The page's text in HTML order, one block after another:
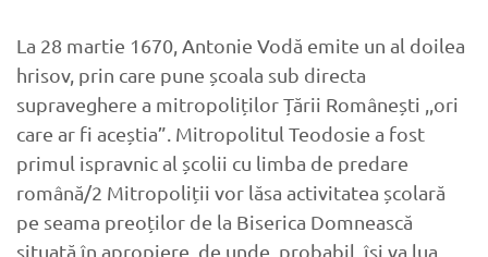
La 28 martie 1670, Antonie Vodă emite un al doilea
hrisov, prin care pune școala sub directa
supraveghere a mitropoliților Țării Românești ,,ori
care ar fi aceștia”. Mitropolitul Teodosie a fost
primul ispravnic al școlii cu limba de predare
română/2 Mitropoliții vor lăsa activitatea școlară
pe seama preoților de la Biserica Domnească
situată în apropiere, de unde, probabil, își va lua